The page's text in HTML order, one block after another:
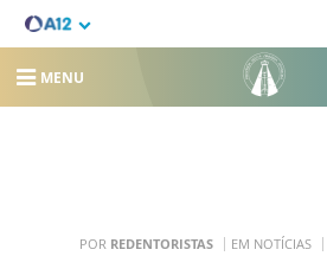
MENU
POR REDENTORISTAS EM NOTÍCIAS